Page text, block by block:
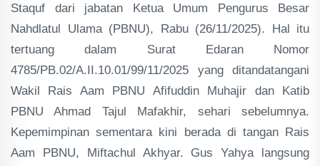
Staquf dari jabatan Ketua Umum Pengurus Besar
Nahdlatul Ulama (PBNU), Rabu (26/11/2025). Hal itu
tertuang dalam Surat Edaran Nomor
4785/PB.02/A.II.10.01/99/11/2025 yang ditandatangani
Wakil Rais Aam PBNU Afifuddin Muhajir dan Katib
PBNU Ahmad Tajul Mafakhir, sehari sebelumnya.
Kepemimpinan sementara kini berada di tangan Rais
Aam PBNU, Miftachul Akhyar. Gus Yahya langsung